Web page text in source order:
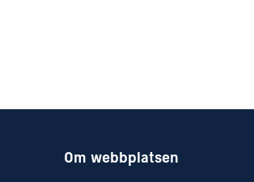
Om webbplatsen